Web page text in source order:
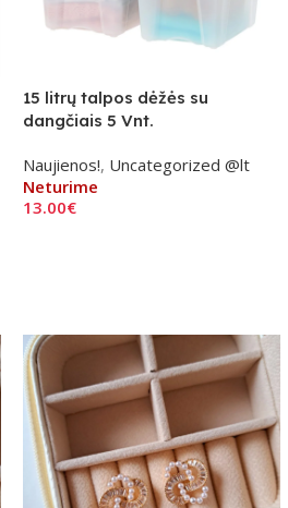
15 litrų talpos dėžės su
dangčiais 5 Vnt.
Naujienos!, Uncategorized @lt
Neturime
13.00€